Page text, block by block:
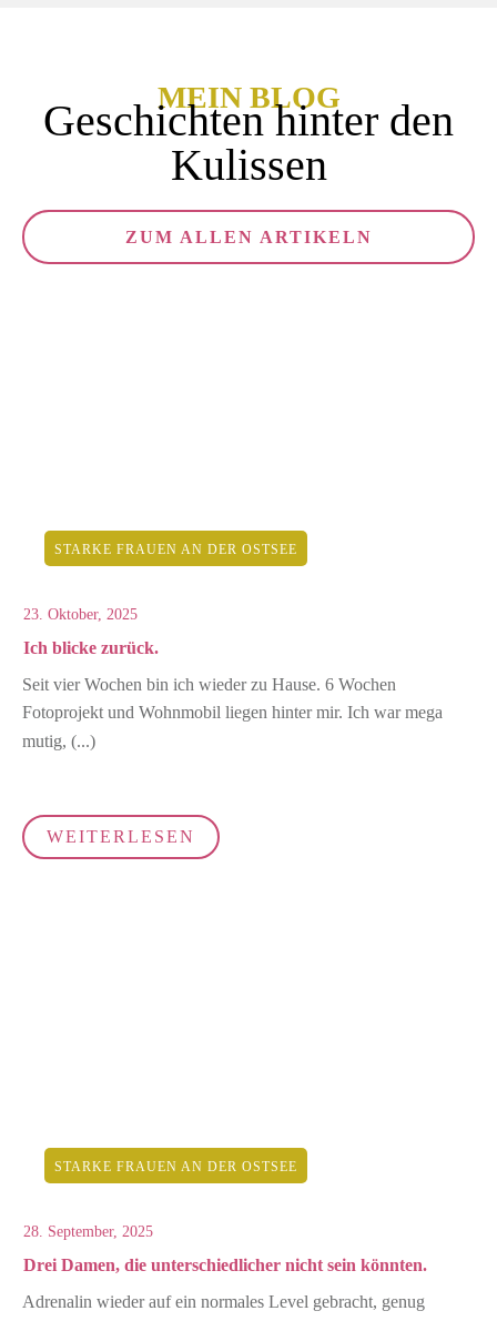
MEIN BLOG
Geschichten hinter den
Kulissen
ZUM ALLEN ARTIKELN
STARKE FRAUEN AN DER OSTSEE
23. Oktober, 2025
Ich blicke zurück.
Seit vier Wochen bin ich wieder zu Hause. 6 Wochen
Fotoprojekt und Wohnmobil liegen hinter mir. Ich war mega
mutig, (...)
WEITERLESEN
STARKE FRAUEN AN DER OSTSEE
28. September, 2025
Drei Damen, die unterschiedlicher nicht sein könnten.
Adrenalin wieder auf ein normales Level gebracht, genug